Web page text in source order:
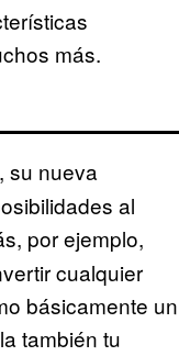
más.
su nueva
al
por ejemplo,
cualquier
básicamente un
también tu